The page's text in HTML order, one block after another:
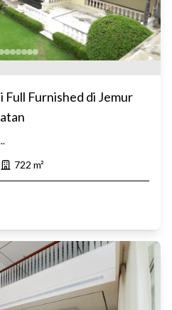
Full Furnished di Jemur
722 m²